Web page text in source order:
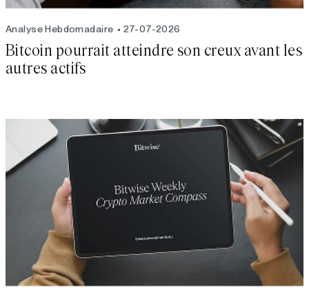
Analyse Hebdomadaire 27-07-2026
Bitcoin pourrait atteindre son creux avant les
autres actifs